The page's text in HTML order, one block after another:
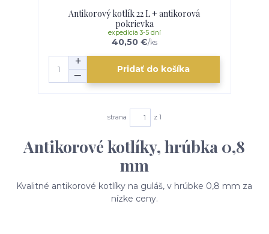
Antikorový kotlík 22 L + antikorová
pokrievka
40,50 €/ks
expedícia 3-5 dní
Pridať do košíka
strana z 1
Antikorové kotlíky, hrúbka 0,8
mm
Kvalitné antikorové kotlíky na guláš, v hrúbke 0,8 mm za
nízke ceny.